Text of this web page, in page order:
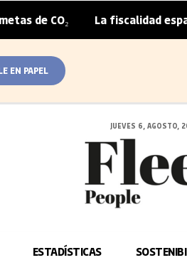
| La fiscalidad española cubre
EN PAPEL
JUEVES 6, AGOSTO,
ESTADÍSTICAS